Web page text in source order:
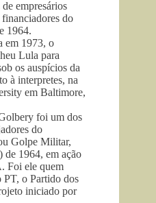
de empresários
do
1964.
em 1973, o
Lula para
os auspícios da
à interpretes, na
em Baltimore,
foi um dos
do
Golpe Militar,
de 1964, em ação
Foi ele quem
PT, o Partido dos
iniciado por